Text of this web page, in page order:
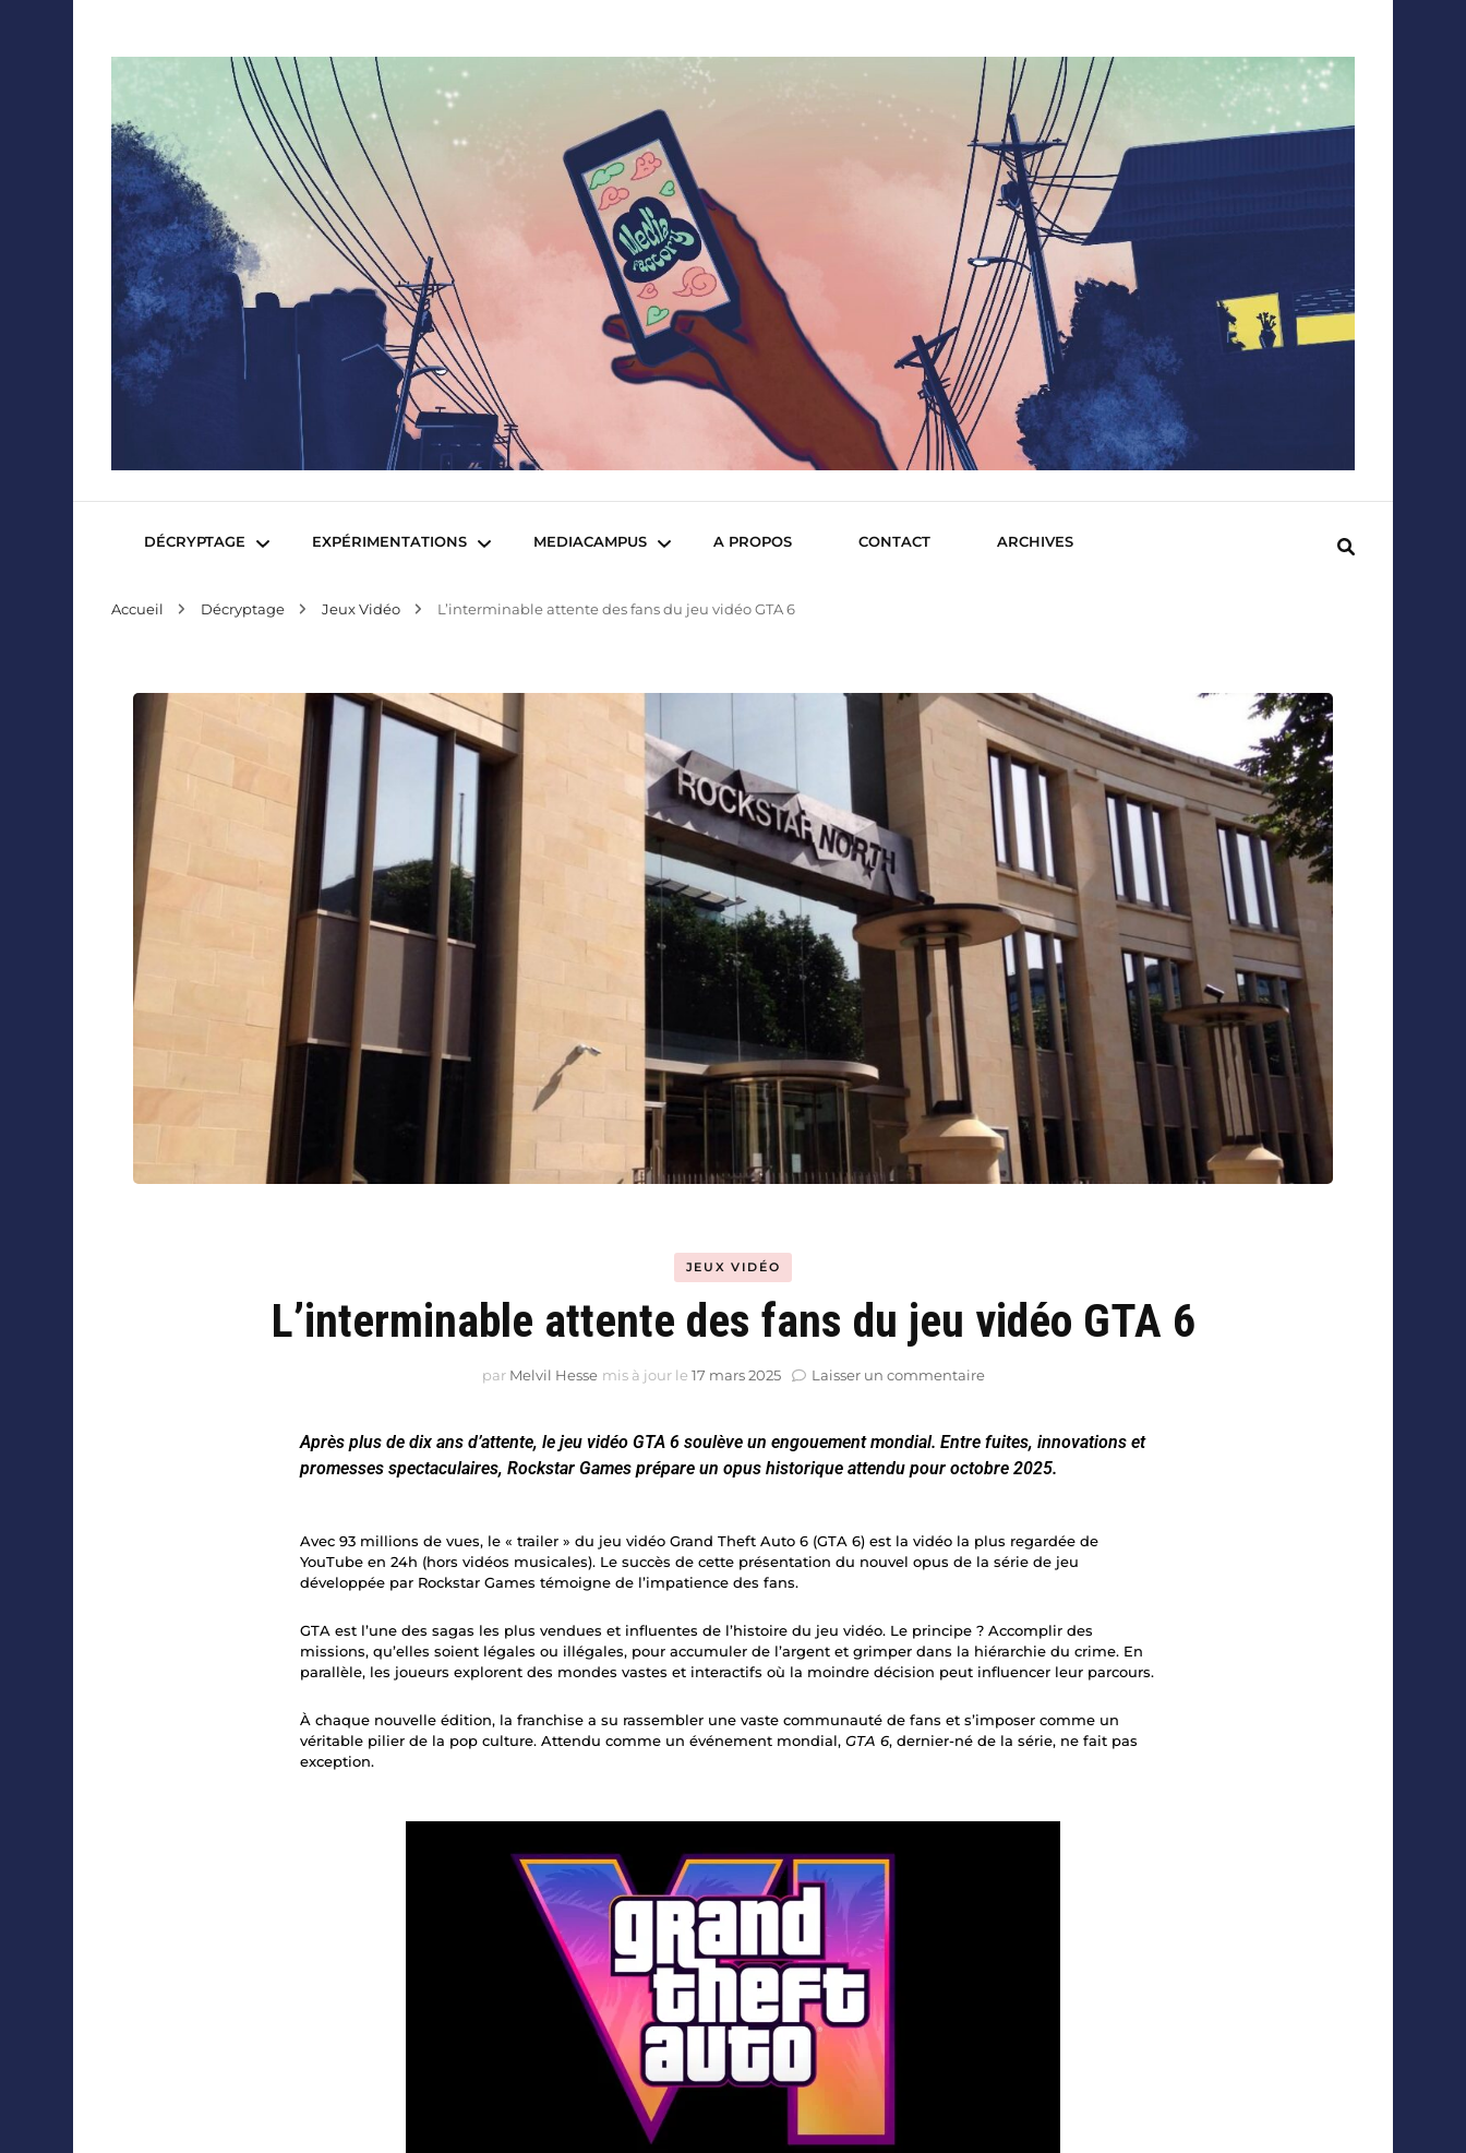
Mediafactory – Le blog des étudiants d'Audencia SciencesCom
DÉCRYPTAGE
Réseaux Sociaux
Audiovisuel
Evènementiel
Edition et Littérature
Jeux Vidéo
EXPÉRIMENTATIONS
Com’Inside
Blogs
Webserie
WebDoc
Com’quiz
Créativité
Hermine social media
MEDIACAMPUS
Entreprises du
Mediacampus
A PROPOS CONTACT ARCHIVES
Accueil Décryptage Jeux Vidéo L’interminable attente des fans du jeu vidéo GTA 6
JEUX VIDÉO
L’interminable attente des fans du jeu vidéo GTA 6
par Melvil Hesse mis à jour le 17 mars 2025 Laisser un commentaire
Après plus de dix ans d’attente, le jeu vidéo GTA 6 soulève un engouement mondial. Entre fuites, innovations et
promesses spectaculaires, Rockstar Games prépare un opus historique attendu pour octobre 2025.
Avec 93 millions de vues, le « trailer » du jeu vidéo Grand Theft Auto 6 (GTA 6) est la vidéo la plus regardée de
YouTube en 24h (hors vidéos musicales). Le succès de cette présentation du nouvel opus de la série de jeu
développée par Rockstar Games témoigne de l’impatience des fans.
GTA est l’une des sagas les plus vendues et influentes de l’histoire du jeu vidéo. Le principe ? Accomplir des
missions, qu’elles soient légales ou illégales, pour accumuler de l’argent et grimper dans la hiérarchie du crime. En
parallèle, les joueurs explorent des mondes vastes et interactifs où la moindre décision peut influencer leur parcours.
À chaque nouvelle édition, la franchise a su rassembler une vaste communauté de fans et s’imposer comme un
véritable pilier de la pop culture. Attendu comme un événement mondial, GTA 6, dernier-né de la série, ne fait pas
exception.